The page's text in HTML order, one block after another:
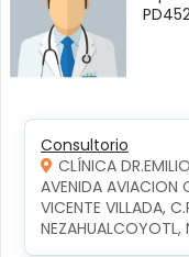
Consultorio
CLÍNICA
AVENIDA AVIACION
VICENTE VILLADA,
NEZAHUALCOYOTL,